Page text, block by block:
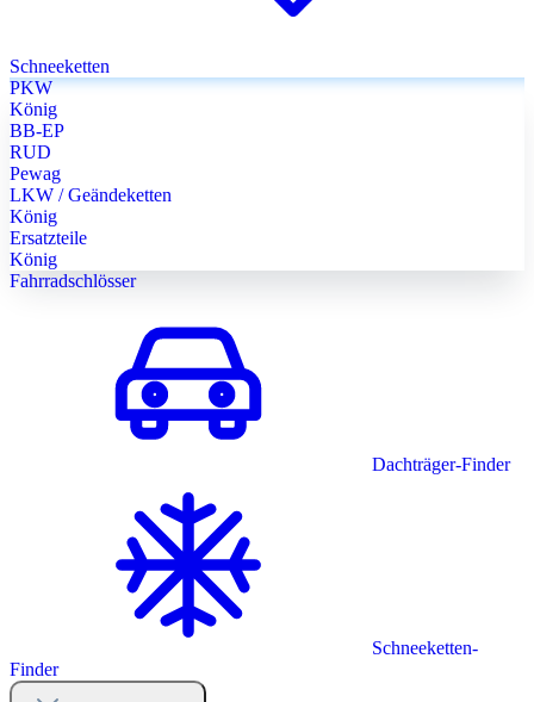
Schneeketten
PKW
König
BB-EP
RUD
Pewag
LKW / Geändeketten
König
Ersatzteile
König
Fahrradschlösser
Dachträger-Finder
Schneeketten-
Finder